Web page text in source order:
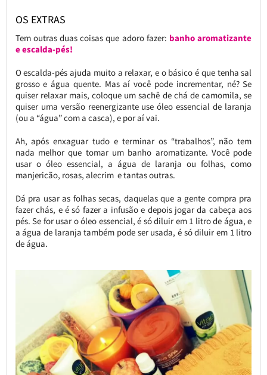
OS EXTRAS
Tem outras duas coisas que adoro fazer: banho aromatizante
e escalda-pés!
O escalda-pés ajuda muito a relaxar, e o básico é que tenha sal
grosso e água quente. Mas aí você pode incrementar, né? Se
quiser relaxar mais, coloque um sachê de chá de camomila, se
quiser uma versão reenergizante use óleo essencial de laranja
(ou a “água” com a casca), e por aí vai.
Ah, após enxaguar tudo e terminar os “trabalhos”, não tem
nada melhor que tomar um banho aromatizante. Você pode
usar o óleo essencial, a água de laranja ou folhas, como
manjericão, rosas, alecrim e tantas outras.
Dá pra usar as folhas secas, daquelas que a gente compra pra
fazer chás, e é só fazer a infusão e depois jogar da cabeça aos
pés. Se for usar o óleo essencial, é só diluir em 1 litro de água, e
a água de laranja também pode ser usada, é só diluir em 1 litro
de água.